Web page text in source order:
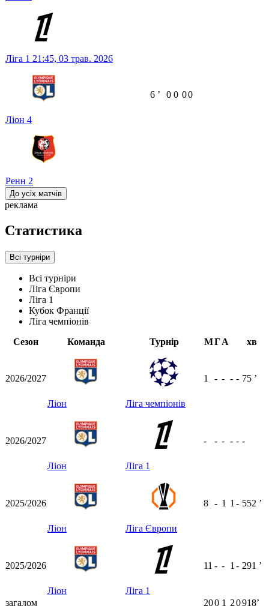
Ліга 1 21:45, 03 трав. 2026
Ліон 4
Ренн 2
6 ʼ 0 0 00
До усіх матчів
реклама
Статистика
Всі турніри
Всі турніри
Ліга Європи
Ліга 1
Кубок Франції
Ліга чемпіонів
Сезон
Команда Турнір МГА хв
2026/2027
Ліон Ліга чемпіонів
1 - - - - 75 ʼ
2026/2027
Ліон Ліга 1
- - - - - -
2025/2026
Ліон Ліга Європи
8 - 1 1 - 552 ʼ
2025/2026
Ліон Ліга 1
11 - - 1 - 291 ʼ
загалом 200 1 20918ʼ